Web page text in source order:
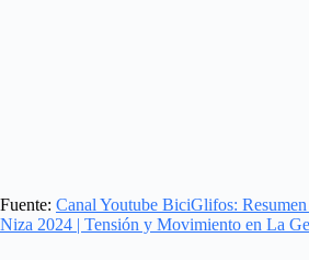
Fuente: Canal Youtube BiciGlifos:
Niza 2024 | Tensión y Movimiento en La